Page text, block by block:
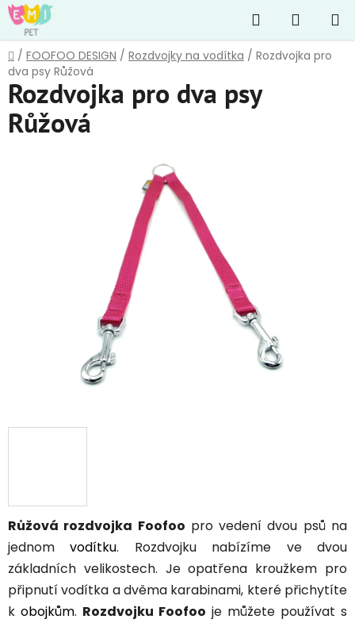
Přejít
na
obsah
Hledat
KOŠÍK
Domů
/ FOOFOO DESIGN / Rozdvojky na vodítka / Rozdvojka pro
dva psy Růžová
Růžová rozdvojka Foofoo pro vedení dvou psů na
jednomvodítku. Rozdvojku nabízíme ve dvou
základních velikostech. Je opatřena kroužkem pro
připnutí vodítka a dvěma karabinami, které přichytíte
k obojkům. Rozdvojku Foofoo je můžete používat s
Rozdvojka pro dva psy
Růžová